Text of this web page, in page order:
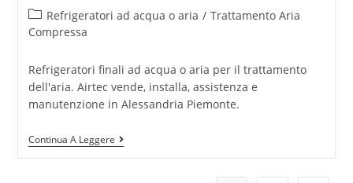
Refrigeratori ad acqua o aria / Trattamento Aria
Compressa
Refrigeratori finali ad acqua o aria per il trattamento
dell'aria. Airtec vende, installa, assistenza e
manutenzione in Alessandria Piemonte.
Continua A Leggere